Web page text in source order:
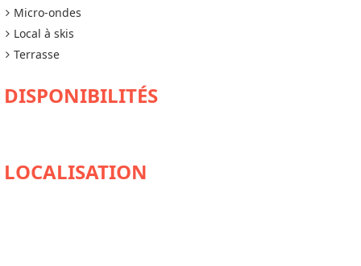
Micro-ondes
Local à skis
Terrasse
DISPONIBILITÉS